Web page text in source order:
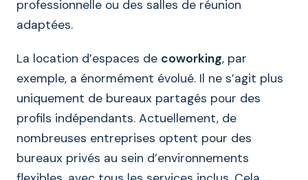
professionnelle ou des salles de réunion
adaptées.
La location d’espaces de coworking, par
exemple, a énormément évolué. Il ne s’agit plus
uniquement de bureaux partagés pour des
profils indépendants. Actuellement, de
nombreuses entreprises optent pour des
bureaux privés au sein d’environnements